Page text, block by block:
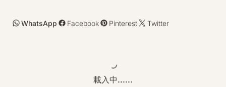
Facebook
WhatsApp Twitter
Pinterest
載入中......